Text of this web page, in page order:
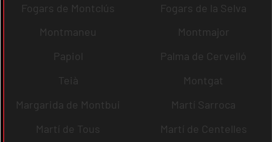
Fogars de Montclús
Fogars de la Selva
Montmaneu
Montmajor
Papiol
Palma de Cervelló
Teià
Montgat
Margarida de Montbui
Martí Sarroca
Martí de Tous
Martí de Centelles